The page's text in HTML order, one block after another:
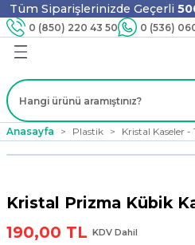
Tüm Siparişlerinizde Geçerli
0 (850) 220 43 50 0 (536)
Geri Dön
Geri Dön
Ürünleri
Geri Dön
Geri Dön
Tahta Karıştırıcı
Geri Dön
Geri Dön
Geri Dön
Geri Dön
Anasayfa Plastik Kristal Kaseler -
Kristal Prizma Kübik
190,00 TL KDV Dahil